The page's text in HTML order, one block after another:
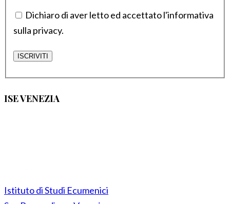
Dichiaro di aver letto ed accettato l'informativa
sulla privacy.
ISE VENEZIA
Istituto di Studi Ecumenici